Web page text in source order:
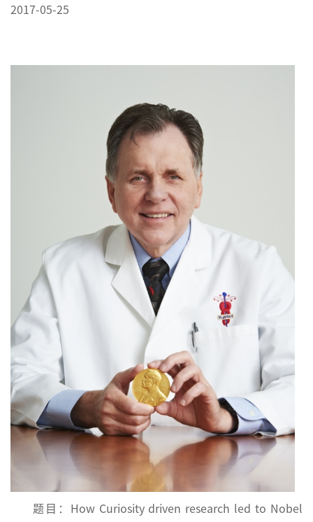
2017-05-25
题目：How Curiosity driven research led to Nobel